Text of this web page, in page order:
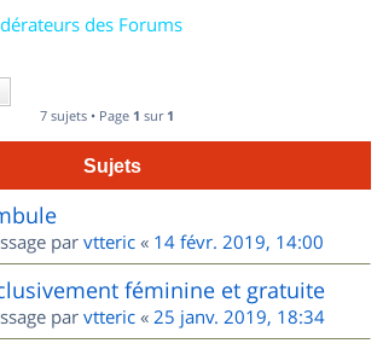
des Forums
7 sujets • Page 1 sur 1
Sujets
par vtteric « 14 févr. 2019, 14:00
féminine et gratuite
par vtteric « 25 janv. 2019, 18:34